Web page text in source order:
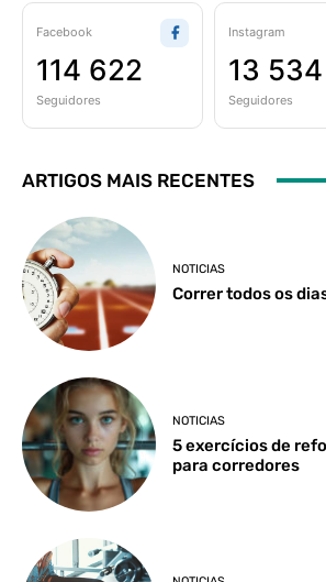
Facebook
114 622
Seguidores
Instagram
13 534
Seguidores
ARTIGOS MAIS RECENTES
NOTICIAS
Correr todos os
NOTICIAS
5 exercícios de
para corredores